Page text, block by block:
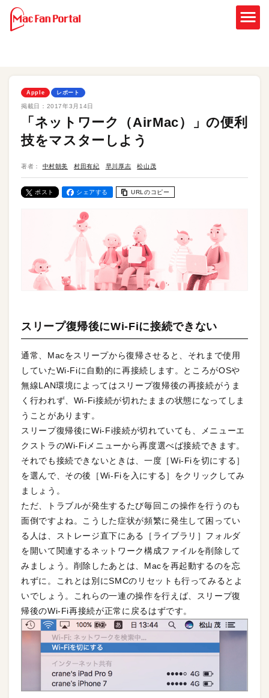
Apple レポート
掲載日： 2017年3月14日
「ネットワーク（AirMac）」の便利
技をマスターしよう
著者： 中村朝美 村田有紀 早川厚志 松山茂
ポスト シェアする URLのコピー
スリープ復帰後にWi-Fiに接続できない
通常、Macをスリープから復帰させると、それまで使用
していたWi-Fiに自動的に再接続します。ところがOSや
無線LAN環境によってはスリープ復帰後の再接続がうま
く行われず、Wi-Fi接続が切れたままの状態になってしま
うことがあります。
スリープ復帰後にWi-Fi接続が切れていても、メニューエ
クストラのWi-Fiメニューから再度選べば接続できます。
それでも接続できないときは、一度［Wi-Fiを切にする］
を選んで、その後［Wi-Fiを入にする］をクリックしてみ
ましょう。
ただ、トラブルが発生するたび毎回この操作を行うのも
面倒ですよね。こうした症状が頻繁に発生して困ってい
る人は、ストレージ直下にある［ライブラリ］フォルダ
を開いて関連するネットワーク構成ファイルを削除して
みましょう。削除したあとは、Macを再起動するのを忘
れずに。これとは別にSMCのリセットも行ってみるとよ
いでしょう。これらの一連の操作を行えば、スリープ復
帰後のWi-Fi再接続が正常に戻るはずです。